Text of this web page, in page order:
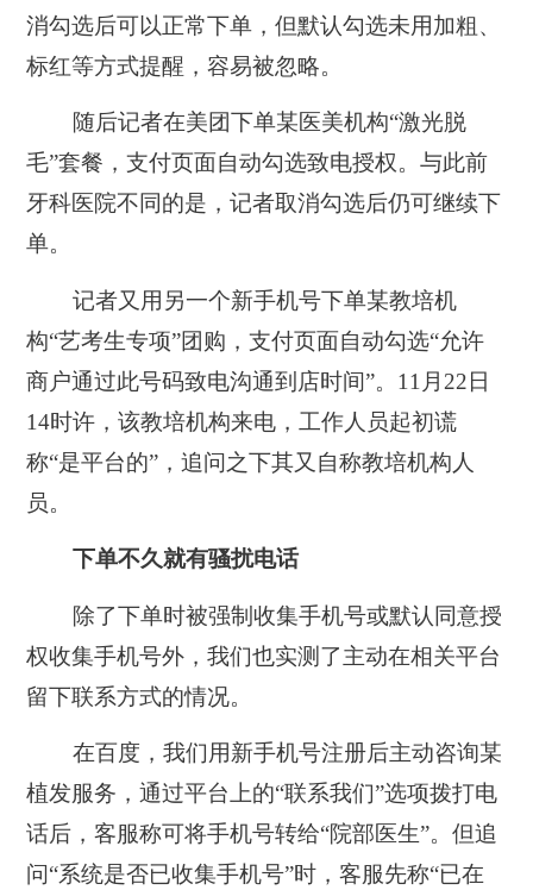
消勾选后可以正常下单，但默认勾选未用加粗、
标红等方式提醒，容易被忽略。
随后记者在美团下单某医美机构“激光脱
毛”套餐，支付页面自动勾选致电授权。与此前
牙科医院不同的是，记者取消勾选后仍可继续下
单。
记者又用另一个新手机号下单某教培机
构“艺考生专项”团购，支付页面自动勾选“允许
商户通过此号码致电沟通到店时间”。11月22日
14时许，该教培机构来电，工作人员起初谎
称“是平台的”，追问之下其又自称教培机构人
员。
下单不久就有骚扰电话
除了下单时被强制收集手机号或默认同意授
权收集手机号外，我们也实测了主动在相关平台
留下联系方式的情况。
在百度，我们用新手机号注册后主动咨询某
植发服务，通过平台上的“联系我们”选项拨打电
话后，客服称可将手机号转给“院部医生”。但追
问“系统是否已收集手机号”时，客服先称“已在